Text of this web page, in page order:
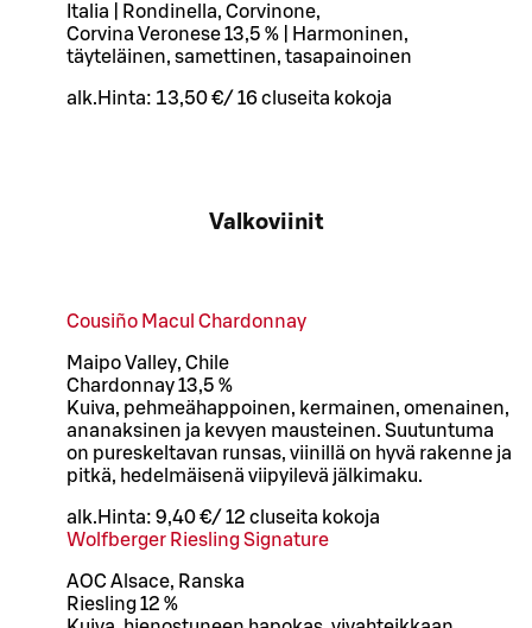
Italia | Rondinella, Corvinone,
Corvina Veronese 13,5 % | Harmoninen,
täyteläinen, samettinen, tasapainoinen
alk. Hinta: 13,50 €/ 16 cl useita kokoja
Valkoviinit
Cousiño Macul Chardonnay
Maipo Valley, Chile
Chardonnay 13,5 %
Kuiva, pehmeähappoinen, kermainen, omenainen,
ananaksinen ja kevyen mausteinen. Suutuntuma
on pureskeltavan runsas, viinillä on hyvä rakenne ja
pitkä, hedelmäisenä viipyilevä jälkimaku.
alk. Hinta: 9,40 €/ 12 cl useita kokoja
Wolfberger Riesling Signature
AOC Alsace, Ranska
Riesling 12 %